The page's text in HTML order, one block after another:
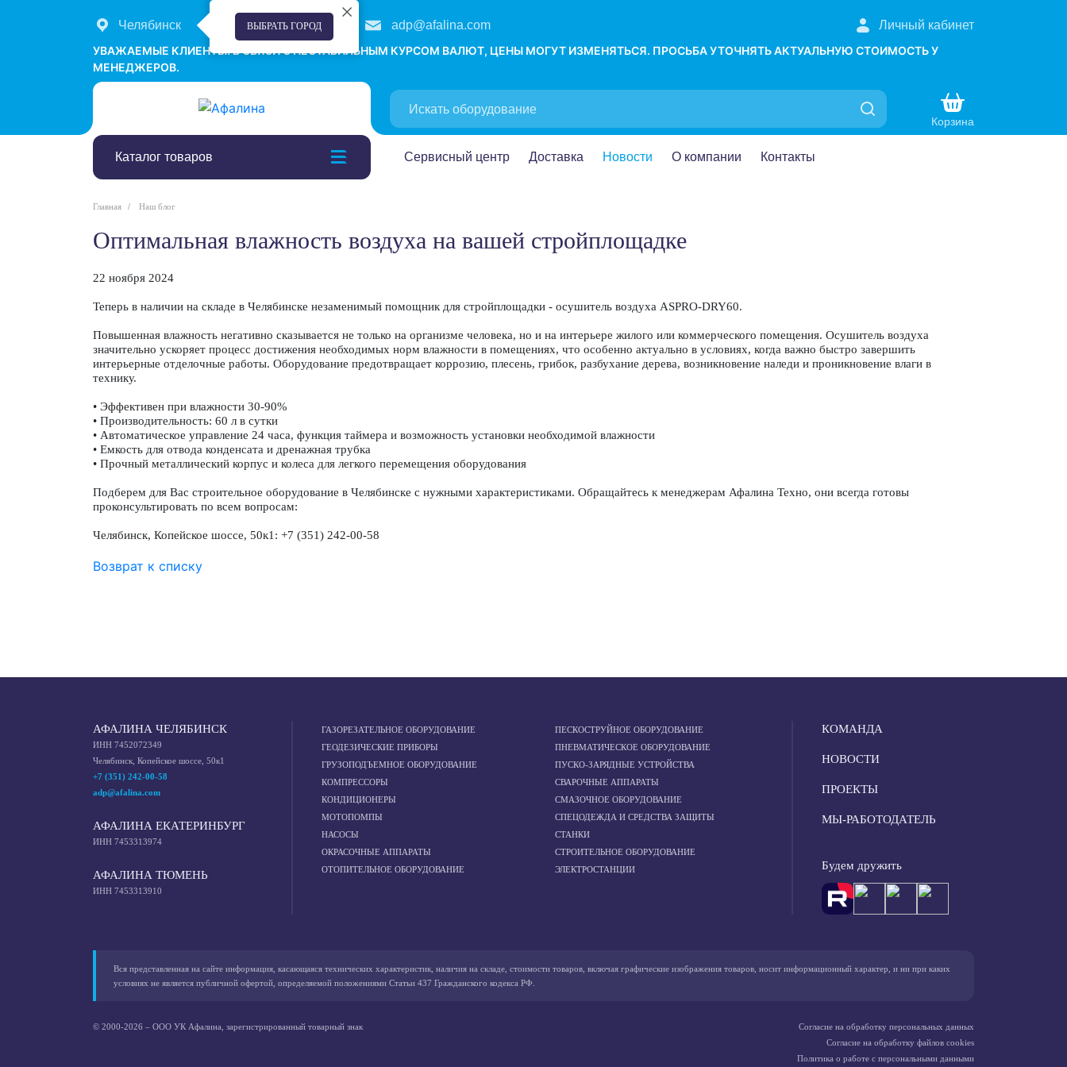
Челябинск ВЫБРАТЬ ГОРОД
+7 (351) 242-00-58 adp@afalina.com
Личный кабинет
УВАЖАЕМЫЕ КЛИЕНТЫ! В СВЯЗИ С НЕСТАБИЛЬНЫМ КУРСОМ ВАЛЮТ, ЦЕНЫ МОГУТ ИЗМЕНЯТЬСЯ. ПРОСЬБА УТОЧНЯТЬ АКТУАЛЬНУЮ СТОИМОСТЬ У
МЕНЕДЖЕРОВ.
Корзина
Каталог товаров Сервисный центр Доставка Новости О компании Контакты
Главная Наш блог
Оптимальная влажность воздуха на вашей стройплощадке
22 ноября 2024
Теперь в наличии на складе в Челябинске незаменимый помощник для стройплощадки - осушитель воздуха ASPRO-DRY60.
Повышенная влажность негативно сказывается не только на организме человека, но и на интерьере жилого или коммерческого помещения. Осушитель воздуха
значительно ускоряет процесс достижения необходимых норм влажности в помещениях, что особенно актуально в условиях, когда важно быстро завершить
интерьерные отделочные работы. Оборудование предотвращает коррозию, плесень, грибок, разбухание дерева, возникновение наледи и проникновение влаги в
технику.
• Эффективен при влажности 30-90%
• Производительность: 60 л в сутки
• Автоматическое управление 24 часа, функция таймера и возможность установки необходимой влажности
• Емкость для отвода конденсата и дренажная трубка
• Прочный металлический корпус и колеса для легкого перемещения оборудования
Подберем для Вас строительное оборудование в Челябинске с нужными характеристиками. Обращайтесь к менеджерам Афалина Техно, они всегда готовы
проконсультировать по всем вопросам:
Челябинск, Копейское шоссе, 50к1: +7 (351) 242-00-58
Возврат к списку
АФАЛИНА ЧЕЛЯБИНСК
ИНН 7452072349
Челябинск, Копейское шоссе, 50к1
+7 (351) 242-00-58
adp@afalina.com
АФАЛИНА ЕКАТЕРИНБУРГ
ИНН 7453313974
АФАЛИНА ТЮМЕНЬ
ИНН 7453313910
ГАЗОРЕЗАТЕЛЬНОЕ ОБОРУДОВАНИЕ
ГЕОДЕЗИЧЕСКИЕ ПРИБОРЫ
ГРУЗОПОДЪЕМНОЕ ОБОРУДОВАНИЕ
КОМПРЕССОРЫ
КОНДИЦИОНЕРЫ
МОТОПОМПЫ
НАСОСЫ
ОКРАСОЧНЫЕ АППАРАТЫ
ОТОПИТЕЛЬНОЕ ОБОРУДОВАНИЕ
ПЕСКОСТРУЙНОЕ ОБОРУДОВАНИЕ
ПНЕВМАТИЧЕСКОЕ ОБОРУДОВАНИЕ
ПУСКО-ЗАРЯДНЫЕ УСТРОЙСТВА
СВАРОЧНЫЕ АППАРАТЫ
СМАЗОЧНОЕ ОБОРУДОВАНИЕ
СПЕЦОДЕЖДА И СРЕДСТВА ЗАЩИТЫ
СТАНКИ
СТРОИТЕЛЬНОЕ ОБОРУДОВАНИЕ
ЭЛЕКТРОСТАНЦИИ
КОМАНДА
НОВОСТИ
ПРОЕКТЫ
МЫ-РАБОТОДАТЕЛЬ
Будем дружить
Вся представленная на сайте информация, касающаяся технических характеристик, наличия на складе, стоимости товаров, включая графические изображения товаров, носит информационный характер, и ни при каких
условиях не является публичной офертой, определяемой положениями Статьи 437 Гражданского кодекса РФ.
© 2000-2026 – ООО УК Афалина, зарегистрированный товарный знак
Согласие на обработку персональных данных
Согласие на обработку файлов cookies
Политика о работе с персональными данными